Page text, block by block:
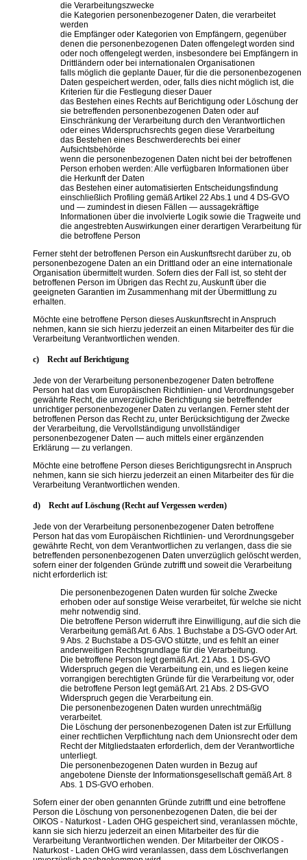
die Verarbeitungszwecke
die Kategorien personenbezogener Daten, die verarbeitet
werden
die Empfänger oder Kategorien von Empfängern, gegenüber
denen die personenbezogenen Daten offengelegt worden sind
oder noch offengelegt werden, insbesondere bei Empfängern in
Drittländern oder bei internationalen Organisationen
falls möglich die geplante Dauer, für die die personenbezogenen
Daten gespeichert werden, oder, falls dies nicht möglich ist, die
Kriterien für die Festlegung dieser Dauer
das Bestehen eines Rechts auf Berichtigung oder Löschung der
sie betreffenden personenbezogenen Daten oder auf
Einschränkung der Verarbeitung durch den Verantwortlichen
oder eines Widerspruchsrechts gegen diese Verarbeitung
das Bestehen eines Beschwerderechts bei einer
Aufsichtsbehörde
wenn die personenbezogenen Daten nicht bei der betroffenen
Person erhoben werden: Alle verfügbaren Informationen über
die Herkunft der Daten
das Bestehen einer automatisierten Entscheidungsfindung
einschließlich Profiling gemäß Artikel 22 Abs.1 und 4 DS-GVO
und — zumindest in diesen Fällen — aussagekräftige
Informationen über die involvierte Logik sowie die Tragweite und
die angestrebten Auswirkungen einer derartigen Verarbeitung für
die betroffene Person
Ferner steht der betroffenen Person ein Auskunftsrecht darüber zu, ob
personenbezogene Daten an ein Drittland oder an eine internationale
Organisation übermittelt wurden. Sofern dies der Fall ist, so steht der
betroffenen Person im Übrigen das Recht zu, Auskunft über die
geeigneten Garantien im Zusammenhang mit der Übermittlung zu
erhalten.
Möchte eine betroffene Person dieses Auskunftsrecht in Anspruch
nehmen, kann sie sich hierzu jederzeit an einen Mitarbeiter des für die
Verarbeitung Verantwortlichen wenden.
c) Recht auf Berichtigung
Jede von der Verarbeitung personenbezogener Daten betroffene
Person hat das vom Europäischen Richtlinien- und Verordnungsgeber
gewährte Recht, die unverzügliche Berichtigung sie betreffender
unrichtiger personenbezogener Daten zu verlangen. Ferner steht der
betroffenen Person das Recht zu, unter Berücksichtigung der Zwecke
der Verarbeitung, die Vervollständigung unvollständiger
personenbezogener Daten — auch mittels einer ergänzenden
Erklärung — zu verlangen.
Möchte eine betroffene Person dieses Berichtigungsrecht in Anspruch
nehmen, kann sie sich hierzu jederzeit an einen Mitarbeiter des für die
Verarbeitung Verantwortlichen wenden.
d) Recht auf Löschung (Recht auf Vergessen werden)
Jede von der Verarbeitung personenbezogener Daten betroffene
Person hat das vom Europäischen Richtlinien- und Verordnungsgeber
gewährte Recht, von dem Verantwortlichen zu verlangen, dass die sie
betreffenden personenbezogenen Daten unverzüglich gelöscht werden,
sofern einer der folgenden Gründe zutrifft und soweit die Verarbeitung
nicht erforderlich ist:
Die personenbezogenen Daten wurden für solche Zwecke
erhoben oder auf sonstige Weise verarbeitet, für welche sie nicht
mehr notwendig sind.
Die betroffene Person widerruft ihre Einwilligung, auf die sich die
Verarbeitung gemäß Art. 6 Abs. 1 Buchstabe a DS-GVO oder Art.
9 Abs. 2 Buchstabe a DS-GVO stützte, und es fehlt an einer
anderweitigen Rechtsgrundlage für die Verarbeitung.
Die betroffene Person legt gemäß Art. 21 Abs. 1 DS-GVO
Widerspruch gegen die Verarbeitung ein, und es liegen keine
vorrangigen berechtigten Gründe für die Verarbeitung vor, oder
die betroffene Person legt gemäß Art. 21 Abs. 2 DS-GVO
Widerspruch gegen die Verarbeitung ein.
Die personenbezogenen Daten wurden unrechtmäßig
verarbeitet.
Die Löschung der personenbezogenen Daten ist zur Erfüllung
einer rechtlichen Verpflichtung nach dem Unionsrecht oder dem
Recht der Mitgliedstaaten erforderlich, dem der Verantwortliche
unterliegt.
Die personenbezogenen Daten wurden in Bezug auf
angebotene Dienste der Informationsgesellschaft gemäß Art. 8
Abs. 1 DS-GVO erhoben.
Sofern einer der oben genannten Gründe zutrifft und eine betroffene
Person die Löschung von personenbezogenen Daten, die bei der
OIKOS - Naturkost - Laden OHG gespeichert sind, veranlassen möchte,
kann sie sich hierzu jederzeit an einen Mitarbeiter des für die
Verarbeitung Verantwortlichen wenden. Der Mitarbeiter der OIKOS -
Naturkost - Laden OHG wird veranlassen, dass dem Löschverlangen